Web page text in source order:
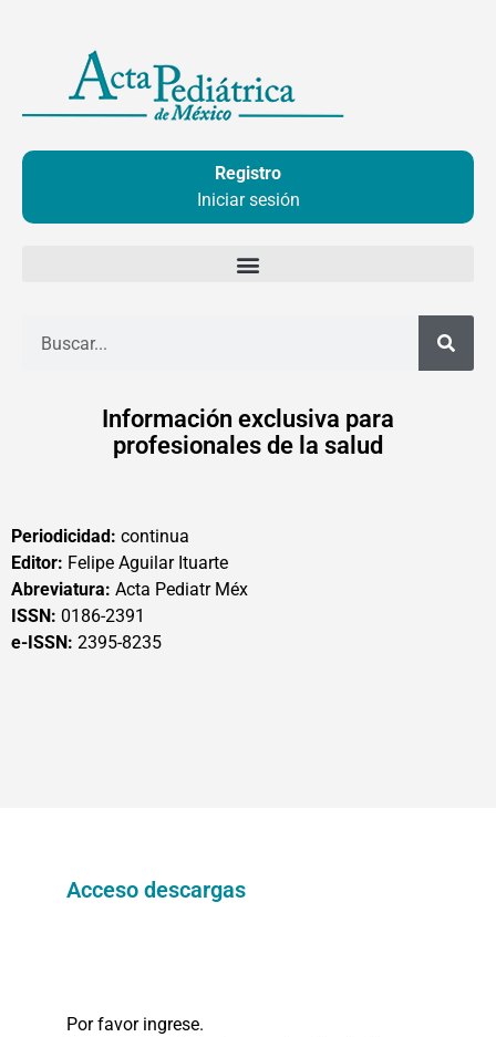
contenido
Registro
Iniciar sesión
Información exclusiva para
profesionales de la salud
Periodicidad: continua
Editor: Felipe Aguilar Ituarte
Abreviatura: Acta Pediatr Méx
ISSN: 0186-2391
e-ISSN: 2395-8235
Acceso descargas
Por favor ingrese.